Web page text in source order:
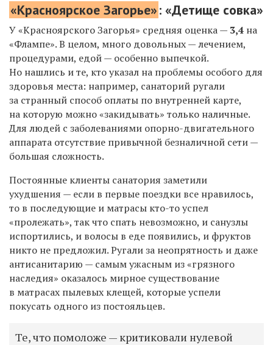
«Красноярское Загорье»: «Детище совка»
У «Красноярского Загорья» средняя оценка — 3,4 на
«Флампе». В целом, много довольных — лечением,
процедурами, едой — особенно выпечкой.
Но нашлись и те, кто указал на проблемы особого для
здоровья места: например, санаторий ругали
за странный способ оплаты по внутренней карте,
на которую можно «закидывать» только наличные.
Для людей с заболеваниями опорно-двигательного
аппарата отсутствие привычной безналичной сети —
большая сложность.
Постоянные клиенты санатория заметили
ухудшения — если в первые поездки все нравилось,
то в последующие и матрасы кто-то успел
«пролежать», так что спать невозможно, и санузлы
испортились, и волосы в еде появились, и фруктов
никто не предложил. Ругали за неопрятность и даже
антисанитарию — самым ужасным из «грязного
наследия» оказалось мирное существование
в матрасах пылевых клещей, которые успели
покусать одного из постояльцев.
Те, что помоложе — критиковали нулевой